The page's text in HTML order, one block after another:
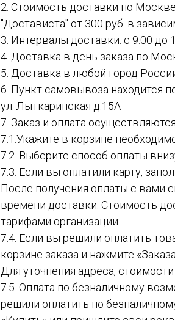
2. Стоимость доставки по
"Достависта" от 300 руб. в
3. Интервалы доставки: с 9:00 до
4. Доставка в день заказа по
5. Доставка в любой город
6. Пункт самовывоза находится
ул. Лыткаринская д.15А
7. Заказ и оплата
7.1.Укажите в корзине
7.2. Выберите способ оплаты
7.3. Если вы оплатили карту,
После получения оплаты с вами
времени доставки. Стоимость
тарифами организации.
7.4. Если вы решили оплатить
корзине заказа и нажмите
Для уточнения адреса,
7.5. Оплата по безналичному
решили оплатить по